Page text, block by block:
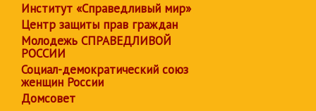
Институт «Справедливый мир»
Центр защиты прав граждан
Молодежь СПРАВЕДЛИВОЙ
РОССИИ
Социал-демократический союз
женщин России
Домсовет